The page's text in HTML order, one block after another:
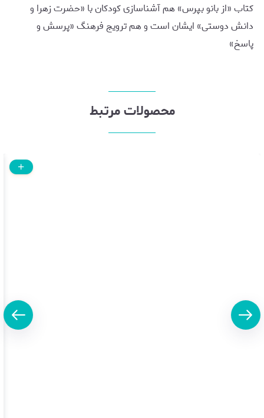
کتاب «از بانو بپرس» هم آشناسازی کودکان با «حضرت زهرا و
دانش دوستی» ایشان است و هم ترویج فرهنگ «پرسش و
پاسخ»
محصولات مرتبط